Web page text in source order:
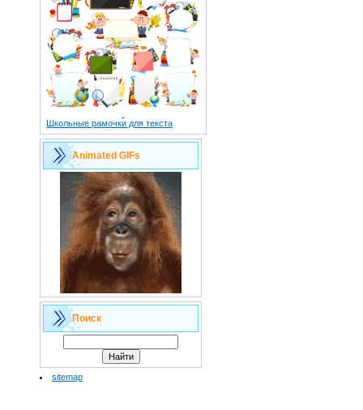
Школьные рамочки для текста
Animated GIFs
Поиск
sitemap